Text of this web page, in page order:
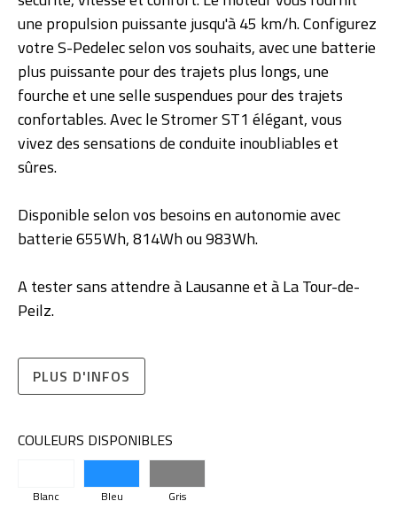
une propulsion puissante jusqu'à 45 km/h. Configurez
votre S-Pedelec selon vos souhaits, avec une batterie
plus puissante pour des trajets plus longs, une
fourche et une selle suspendues pour des trajets
confortables. Avec le Stromer ST1 élégant, vous
vivez des sensations de conduite inoubliables et
sûres.
Disponible selon vos besoins en autonomie avec
batterie 655Wh, 814Wh ou 983Wh.
A tester sans attendre à Lausanne et à La Tour-de-
Peilz.
PLUS D'INFOS
COULEURS DISPONIBLES
Blanc Bleu Gris